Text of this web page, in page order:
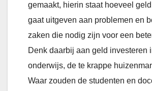
gemaakt, hierin staat hoeveel
gaat uitgeven aan problemen en
zaken die nodig zijn voor een
Denk daarbij aan geld investeren
onderwijs, de te krappe
Waar zouden de studenten en